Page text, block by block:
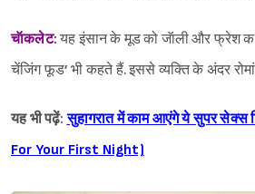
चॅाकलेट: यह इंसान के मूड को जॅाली और फ्रेश
चेंजिंग फूड’ भी कहते हैं. इससे व्यक्ति के अंदर
यह भी पढ़ें:सुहागरात में काम आएंगे ये सुपर सेक्स
For Your First Night)